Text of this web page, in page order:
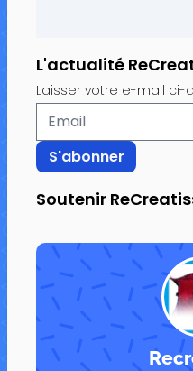
L'actualité
Laisser votre e-mail ci-
Soutenir